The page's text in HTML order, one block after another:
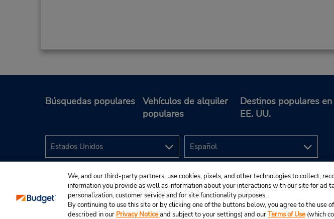
Búsquedas populares
Vehículos de alquiler
populares
Destinos populares en
EE. UU.
We, and our third-party partners, use cookies, pixels, and other technologies to collect,
information you provide as well as information about your interactions with our site for ad
personalization, customer service and for site functionality purposes.
By continuing to use this site or by clicking one of the buttons below, you agree to the use
described in our Privacy Noticeand subject to your settings) and ourTerms of Use (which